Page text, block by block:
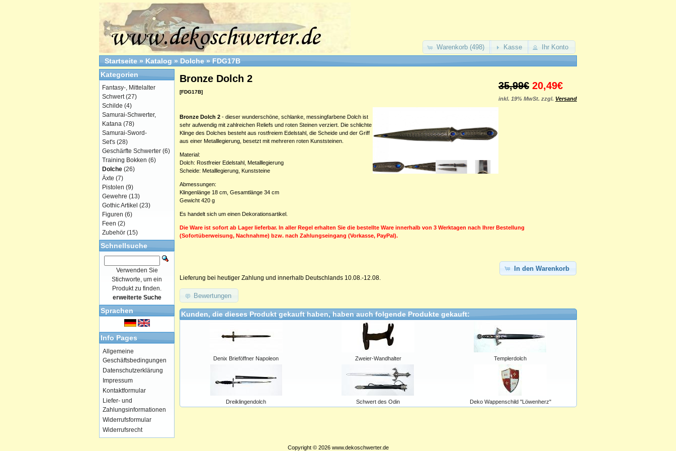
Warenkorb (498) Kasse Ihr Konto
Startseite » Katalog » Dolche » FDG17B
35,99€ 20,49€
inkl. 19% MwSt. zzgl. Versand
Bronze Dolch 2
[FDG17B]
Bronze Dolch 2 - dieser wunderschöne, schlanke, messingfarbene Dolch ist
sehr aufwendig mit zahlreichen Reliefs und roten Steinen verziert. Die schlichte
Klinge des Dolches besteht aus rostfreiem Edelstahl, die Scheide und der Griff
aus einer Metalllegierung, besetzt mit mehreren roten Kunststeinen.
Material:
Dolch: Rostfreier Edelstahl, Metalllegierung
Scheide: Metalllegierung, Kunststeine
Abmessungen:
Klingenlänge 18 cm, Gesamtlänge 34 cm
Gewicht 420 g
Es handelt sich um einen Dekorationsartikel.
Die Ware ist sofort ab Lager lieferbar. In aller Regel erhalten Sie die bestellte Ware innerhalb von 3 Werktagen nach Ihrer Bestellung
(Sofortüberweisung, Nachnahme) bzw. nach Zahlungseingang (Vorkasse, PayPal).
In den Warenkorb
Lieferung bei heutiger Zahlung und innerhalb Deutschlands 10.08.-12.08.
Bewertungen
Kunden, die dieses Produkt gekauft haben, haben auch folgende Produkte gekauft:
Denix Brieföffner Napoleon Zweier-Wandhalter Templerdolch
Dreiklingendolch Schwert des Odin Deko Wappenschild "Löwenherz"
Kategorien
Fantasy-, Mittelalter
Schwert(27)
Schilde (4)
Samurai-Schwerter,
Katana (78)
Samurai-Sword-
Set's (28)
Geschärfte Schwerter (6)
Training Bokken (6)
Dolche (26)
Äxte (7)
Pistolen (9)
Gewehre (13)
Gothic Artikel (23)
Figuren (6)
Feen (2)
Zubehör (15)
Schnellsuche
Verwenden Sie
Stichworte, um ein
Produkt zu finden.
erweiterte Suche
Sprachen
Info Pages
Allgemeine
Geschäftsbedingungen
Datenschutzerklärung
Impressum
Kontaktformular
Liefer- und
Zahlungsinformationen
Widerrufsformular
Widerrufsrecht
Copyright © 2026 www.dekoschwerter.de